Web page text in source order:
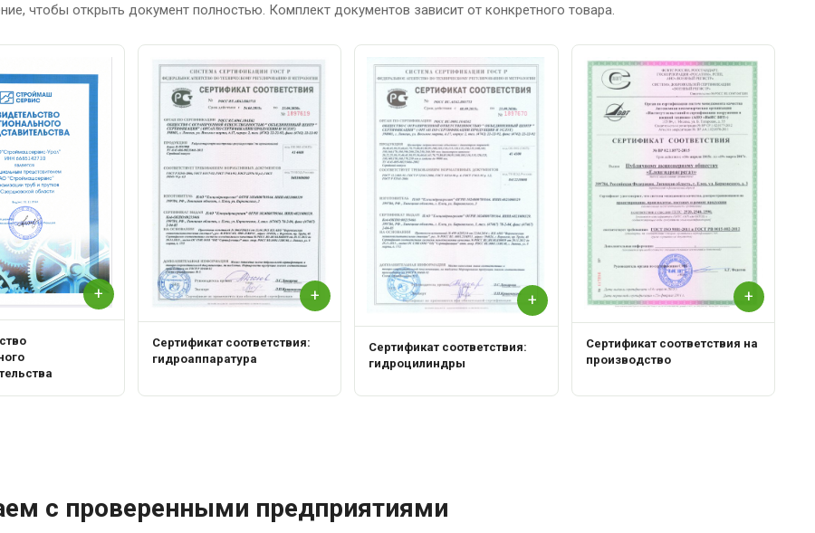
чтобы открыть документ полностью. Комплект документов зависит от конкретного товара.
+ +
Сертификат соответствия:
гидроаппаратура
+
Сертификат соответствия:
гидроцилиндры
+
Сертификат соответствия на
производство
с проверенными предприятиями